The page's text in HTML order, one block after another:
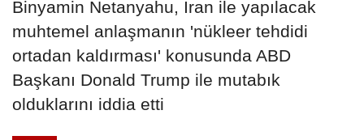
Binyamin Netanyahu, İran ile yapılacak
muhtemel anlaşmanın 'nükleer tehdidi
ortadan kaldırması' konusunda ABD
Başkanı Donald Trump ile mutabık
olduklarını iddia etti